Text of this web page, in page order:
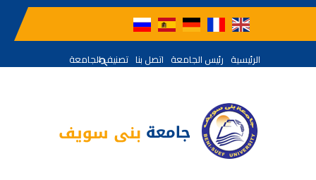
الرئيسية رئيس الجامعة اتصل بنا تصنيف الجامعة